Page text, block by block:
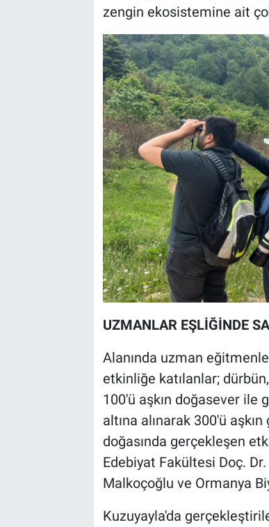
zengin ekosistemine ait
UZMANLAR EŞLİĞİNDE
Alanında uzman
etkinliğe katılanlar;
100'ü aşkın doğasever ile
altına alınarak 300'ü
doğasında gerçekleşen
Edebiyat Fakültesi Doç.
Malkoçoğlu ve Ormanya
Kuzuyayla'da